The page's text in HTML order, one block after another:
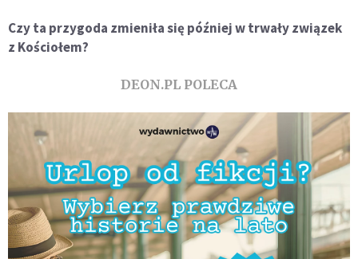
Czy ta przygoda zmieniła się później w trwały związek
z Kościołem?
DEON.PL POLECA